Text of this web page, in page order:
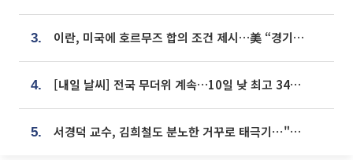
3. 이란, 미국에 호르무즈 합의 조건 제시…美 “경기 아직 안 끝나” [종합]
4. [내일 날씨] 전국 무더위 계속…10일 낮 최고 34도 육박
5. 서경덕 교수, 김희철도 분노한 거꾸로 태극기⋯"엉터리는 아냐, 아쉬울 뿐"